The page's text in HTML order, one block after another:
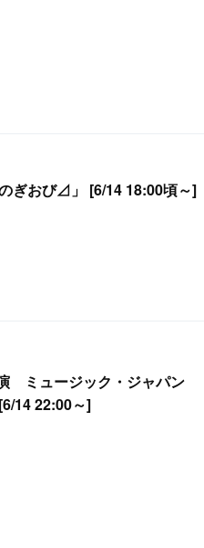
ぎおび⊿」 [6/14 18:00頃～]
ミュージック・ジャパン
14 22:00～]